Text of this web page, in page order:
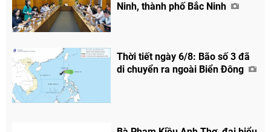
Ninh, thành phố Bắc Ninh
Thời tiết ngày 6/8: Bão số 3 đã
di chuyển ra ngoài Biển Đông